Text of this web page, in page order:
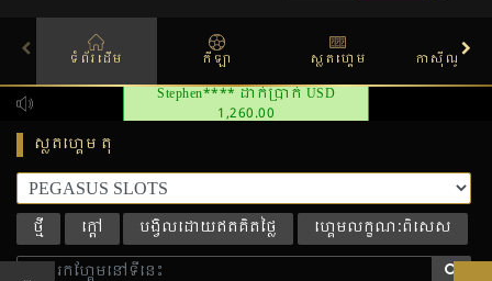
ទំព័រដើម កីឡា ស្លតហ្គេម កាស៊ីណូផ្សា
Stephen**** ដាក់ប្រាក់ USD
1,260.00
ស្លតហ្គេម តុ
ថ្មី ក្តៅ បង្វិលដោយឥតគិតថ្លៃ ហ្គេមលក្ខណៈពិសេស